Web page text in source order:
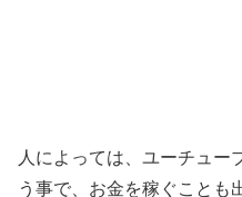
人によっては、ユーチュー
う事で、お金を稼ぐことも